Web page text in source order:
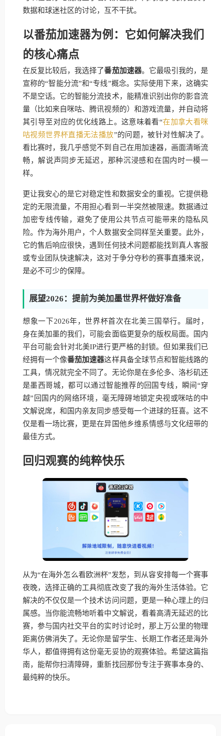
数据和球迷社区的讨论，互不干扰。
以番茄加速器为例：它如何解决我们
的核心痛点
在反复比较后，我选择了番茄加速器。它最吸引我的，是
宣称的“智能分流”和“专线”概念。实际使用下来，这确实
不是空话。它的智能分流技术，能精准识别出你的影音流
量（比如来自咪咕、腾讯视频的）和游戏流量，并自动将
其引导至对应的优化线路上。这意味着看“在加拿大看咪
咕视频世界杯直播无法播放”的问题，被针对性解决了。
看比赛时，我几乎感觉不到自己在用加速器，画面清晰流
畅，解说声同步无延迟，那种沉浸感和在国内时一模一
样。
更让我安心的是它对稳定性和数据安全的重视。它提供稳
定的无限流量，不用担心看到一半突然被限速。数据通过
加密专线传输，避免了使用公共节点可能带来的隐私风
险。作为海外用户，个人数据安全同样至关重要。此外，
它的售后响应很快，遇到任何技术问题都能找到真人客服
或专业团队快速解决，这对于争分夺秒的赛事直播来说，
是必不可少的保障。
展望2026：提前为美加墨世界杯做好准备
想象一下2026年，世界杯首次在北美三国举行。届时，
身在美加墨的我们，可能会面临更复杂的版权局面。国内
平台可能会针对北美IP进行更严格的封锁。但如果我们已
经拥有一个像番茄加速器这样具备全球节点和智能线路的
工具，情况就完全不同了。无论你是在多伦多、洛杉矶还
是墨西哥城，都可以通过智能推荐的回国专线，瞬间“穿
越”回国内的网络环境，毫无障碍地锁定央视或咪咕的中
文解说席，和国内亲友同步感受每一个进球的狂喜。这不
仅是看一场比赛，更是在异国他乡维系情感与文化纽带的
最佳方式。
回归观赛的纯粹快乐
从为“在海外怎么看欧洲杯”发愁，到从容安排每一个赛事
夜晚，选择正确的工具彻底改变了我的海外生活体验。它
解决的不仅仅是一个技术访问问题，更是一种心理上的归
属感。当你能流畅地听着中文解说，看着高清无延迟的比
赛，参与国内社交平台的实时讨论时，那上万公里的物理
距离仿佛消失了。无论你是留学生、长期工作者还是海外
华人，都值得拥有这份毫无妥协的观赛体验。希望这篇指
南，能帮你扫清障碍，重新找回那份专注于赛事本身的、
最纯粹的快乐。